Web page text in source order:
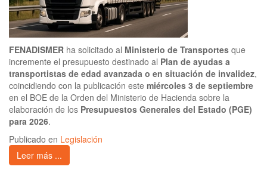
FENADISMER ha solicitado al Ministerio de Transportes que
incremente el presupuesto destinado al Plan de ayudas a
transportistas de edad avanzada o en situación de invalidez,
coincidiendo con la publicación este miércoles 3 de septiembre
en el BOE de la Orden del Ministerio de Hacienda sobre la
elaboración de los Presupuestos Generales del Estado (PGE)
para 2026.
Publicado en Legislación
Leer más ...